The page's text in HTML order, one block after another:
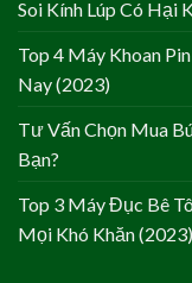
Soi Kính Lúp Có Hại
Top 4 Máy Khoan
Nay (2023)
Tư Vấn Chọn Mua
Bạn?
Top 3 Máy Đục Bê
Mọi Khó Khăn (2023)